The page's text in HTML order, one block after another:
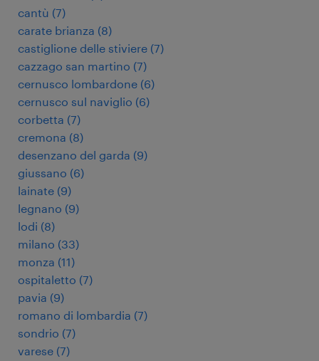
cantù (7)
carate brianza (8)
castiglione delle stiviere (7)
cazzago san martino (7)
cernusco lombardone (6)
cernusco sul naviglio (6)
corbetta (7)
cremona (8)
desenzano del garda (9)
giussano (6)
lainate (9)
legnano (9)
lodi (8)
milano (33)
monza (11)
ospitaletto (7)
pavia (9)
romano di lombardia (7)
sondrio (7)
varese (7)